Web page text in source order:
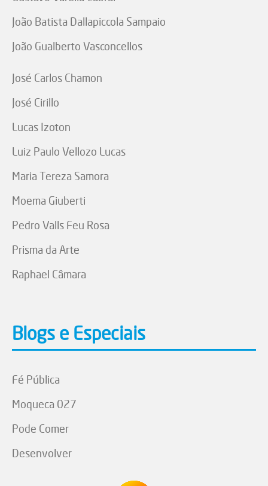
João Batista Dallapiccola Sampaio
João Gualberto Vasconcellos
José Carlos Chamon
José Cirillo
Lucas Izoton
Luiz Paulo Vellozo Lucas
Maria Tereza Samora
Moema Giuberti
Pedro Valls Feu Rosa
Prisma da Arte
Raphael Câmara
Blogs e Especiais
Fé Pública
Moqueca 027
Pode Comer
Desenvolver